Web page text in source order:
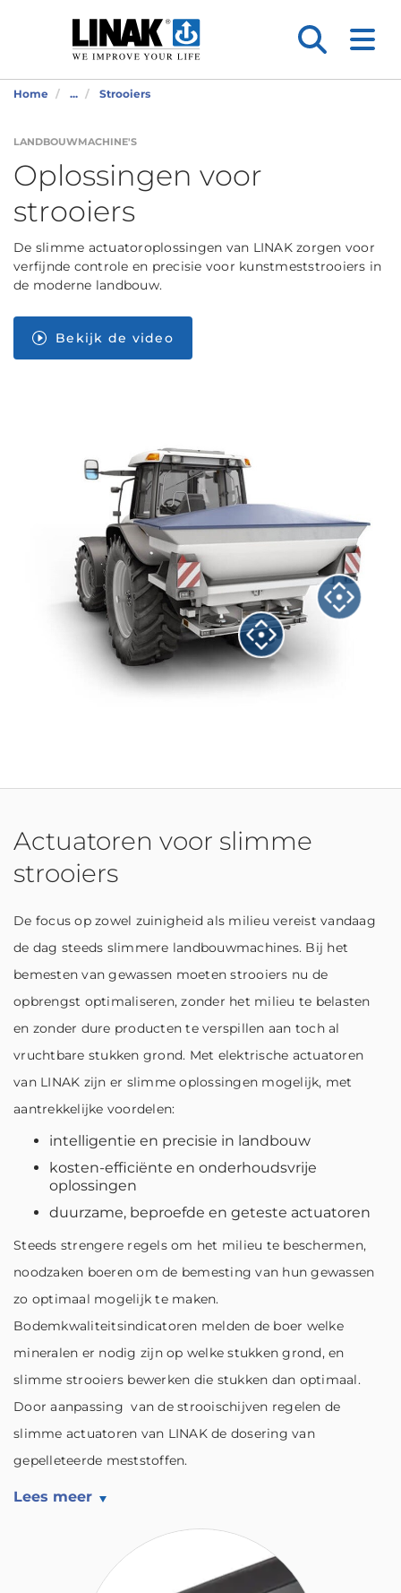
Home ... Strooiers
LANDBOUWMACHINE'S
Oplossingen voor
strooiers
De slimme actuatoroplossingen van LINAK zorgen voor
verfijnde controle en precisie voor kunstmeststrooiers in
de moderne landbouw.
Bekijk de video
Actuatoren voor slimme
strooiers
De focus op zowel zuinigheid als milieu vereist vandaag
de dag steeds slimmere landbouwmachines. Bij het
bemesten van gewassen moeten strooiers nu de
opbrengst optimaliseren, zonder het milieu te belasten
en zonder dure producten te verspillen aan toch al
vruchtbare stukken grond. Met elektrische actuatoren
van LINAK zijn er slimme oplossingen mogelijk, met
aantrekkelijke voordelen:
intelligentie en precisie in landbouw
kosten-efficiënte en onderhoudsvrije
oplossingen
duurzame, beproefde en geteste actuatoren
Steeds strengere regels om het milieu te beschermen,
noodzaken boeren om de bemesting van hun gewassen
zo optimaal mogelijk te maken.
Bodemkwaliteitsindicatoren melden de boer welke
mineralen er nodig zijn op welke stukken grond, en
slimme strooiers bewerken die stukken dan optimaal.
Door aanpassing van de strooischijven regelen de
slimme actuatoren van LINAK de dosering van
gepelleteerde meststoffen.
Lees meer